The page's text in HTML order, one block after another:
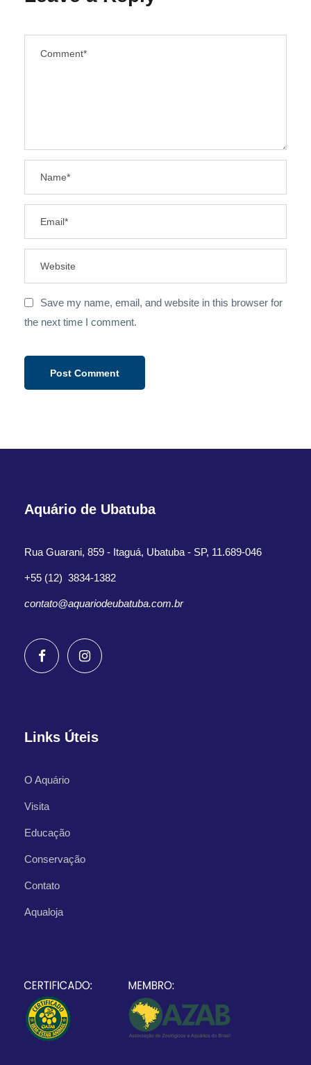
Save my name, email, and website in this browser for
the next time I comment.
Aquário de Ubatuba
Rua Guarani, 859 - Itaguá, Ubatuba - SP, 11.689-046
+55 (12) 3834-1382
contato@aquariodeubatuba.com.br
Links Úteis
O Aquário
Visita
Educação
Conservação
Contato
Aqualoja